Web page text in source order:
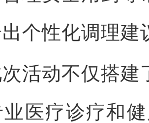
个性化调理建
动不仅搭建了
医疗诊疗和